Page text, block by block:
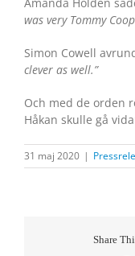
was very Tommy
Simon Cowell
clever as well.”
Och med de orden
Håkan skulle gå
31 maj 2020 |
Share